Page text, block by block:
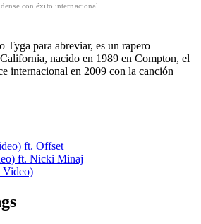
con éxito internacional
Tyga para abreviar, es un rapero
nacido en 1989 en Compton, el
internacional en 2009 con la canción
ft. Offset
ft. Nicki Minaj
Video)